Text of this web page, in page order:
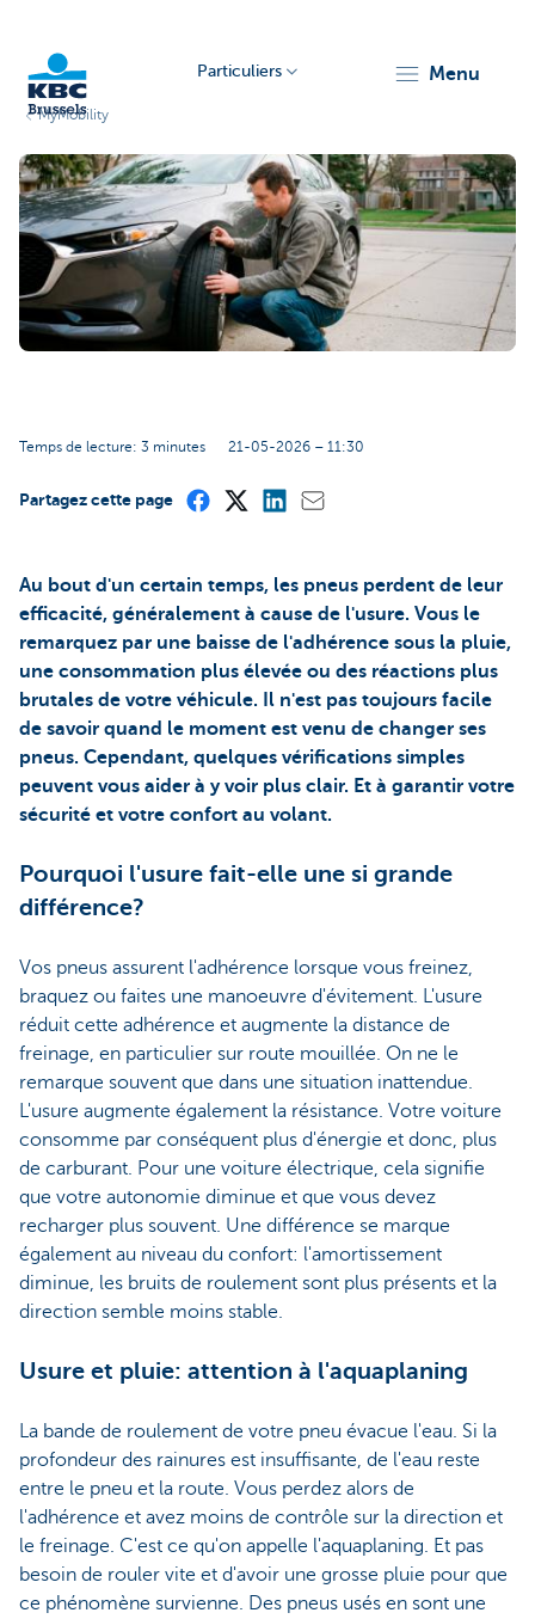
Brussels
Particuliers menu
MyMobility
Temps de lecture: 3 minutes 21-05-2026 – 11:30
Partagez cette page
Au bout d'un certain temps, les pneus perdent de leur
efficacité, généralement à cause de l'usure. Vous le
remarquez par une baisse de l'adhérence sous la pluie,
une consommation plus élevée ou des réactions plus
brutales de votre véhicule. Il n'est pas toujours facile
de savoir quand le moment est venu de changer ses
pneus. Cependant, quelques vérifications simples
peuvent vous aider à y voir plus clair. Et à garantir votre
sécurité et votre confort au volant.
Pourquoi l'usure fait-elle une si grande
différence?
Vos pneus assurent l'adhérence lorsque vous freinez,
braquez ou faites une manoeuvre d'évitement. L'usure
réduit cette adhérence et augmente la distance de
freinage, en particulier sur route mouillée. On ne le
remarque souvent que dans une situation inattendue.
L'usure augmente également la résistance. Votre voiture
consomme par conséquent plus d'énergie et donc, plus
de carburant. Pour une voiture électrique, cela signifie
que votre autonomie diminue et que vous devez
recharger plus souvent. Une différence se marque
également au niveau du confort: l'amortissement
diminue, les bruits de roulement sont plus présents et la
direction semble moins stable.
Usure et pluie: attention à l'aquaplaning
La bande de roulement de votre pneu évacue l'eau. Si la
profondeur des rainures est insuffisante, de l'eau reste
entre le pneu et la route. Vous perdez alors de
l'adhérence et avez moins de contrôle sur la direction et
le freinage. C'est ce qu'on appelle l'aquaplaning. Et pas
besoin de rouler vite et d'avoir une grosse pluie pour que
ce phénomène survienne. Des pneus usés en sont une